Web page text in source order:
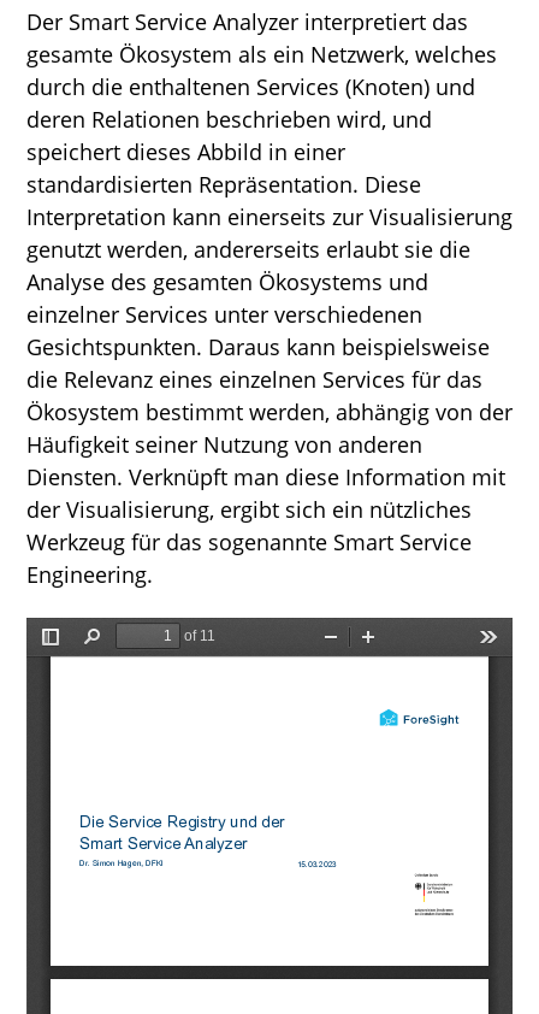
Der Smart Service Analyzer interpretiert das
gesamte Ökosystem als ein Netzwerk, welches
durch die enthaltenen Services (Knoten) und
deren Relationen beschrieben wird, und
speichert dieses Abbild in einer
standardisierten Repräsentation. Diese
Interpretation kann einerseits zur Visualisierung
genutzt werden, andererseits erlaubt sie die
Analyse des gesamten Ökosystems und
einzelner Services unter verschiedenen
Gesichtspunkten. Daraus kann beispielsweise
die Relevanz eines einzelnen Services für das
Ökosystem bestimmt werden, abhängig von der
Häufigkeit seiner Nutzung von anderen
Diensten. Verknüpft man diese Information mit
der Visualisierung, ergibt sich ein nützliches
Werkzeug für das sogenannte Smart Service
Engineering.